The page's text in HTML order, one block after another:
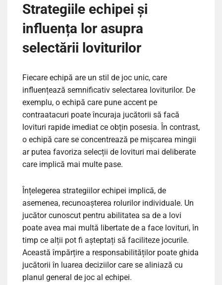
Strategiile echipei și
influența lor asupra
selectării loviturilor
Fiecare echipă are un stil de joc unic, care
influențează semnificativ selectarea loviturilor. De
exemplu, o echipă care pune accent pe
contraatacuri poate încuraja jucătorii să facă
lovituri rapide imediat ce obțin posesia. În contrast,
o echipă care se concentrează pe mișcarea mingii
ar putea favoriza selecții de lovituri mai deliberate
care implică mai multe pase.
Înțelegerea strategiilor echipei implică, de
asemenea, recunoașterea rolurilor individuale. Un
jucător cunoscut pentru abilitatea sa de a lovi
poate avea mai multă libertate de a face lovituri, în
timp ce alții pot fi așteptați să faciliteze jocurile.
Această împărțire a responsabilităților poate ghida
jucătorii în luarea deciziilor care se aliniază cu
planul general de joc al echipei.